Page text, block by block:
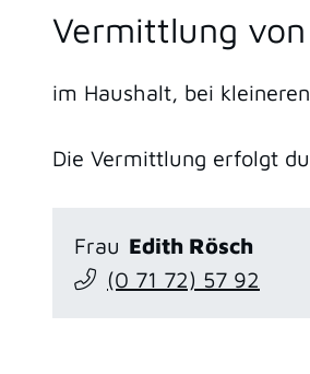
Vermittlung
im Haushalt, bei
Die Vermittlung erfolgt
Frau Edith Rösch
(0 71 72) 57 92